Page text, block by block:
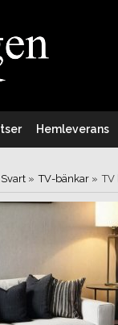
Hemleverans
Svart » TV-bänkar » TV